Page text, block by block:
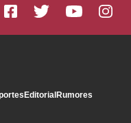
EditorialRumores